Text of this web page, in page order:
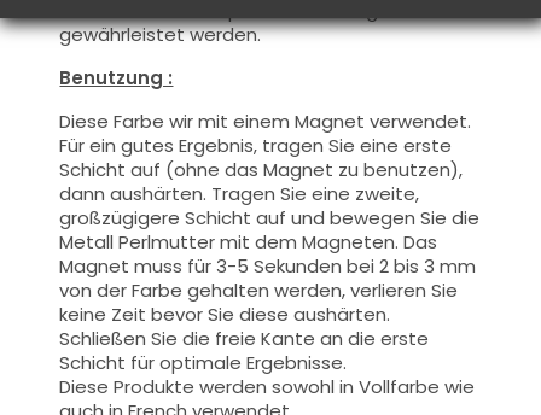
gewährleistet werden.
Benutzung :
Diese Farbe wir mit einem Magnet verwendet.
Für ein gutes Ergebnis, tragen Sie eine erste
Schicht auf (ohne das Magnet zu benutzen),
dann aushärten. Tragen Sie eine zweite,
großzügigere Schicht auf und bewegen Sie die
MetallPerlmuttermit dem Magneten. Das
Magnet muss für 3-5 Sekunden bei 2 bis 3 mm
von der Farbe gehalten werden, verlieren Sie
keine Zeit bevor Sie diese aushärten.
Schließen Sie die freie Kante an die erste
Schicht für optimale Ergebnisse.
Diese Produkte werdensowohl in Vollfarbe wie